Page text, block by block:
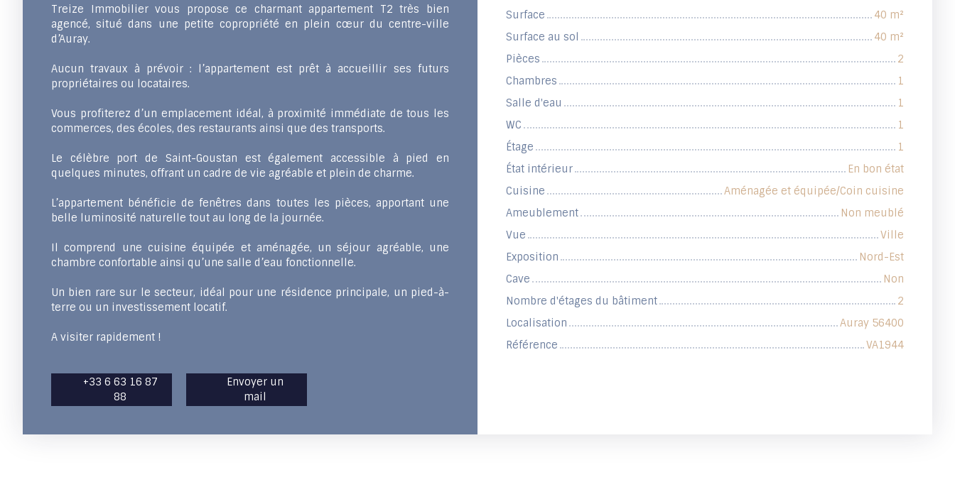
Treize Immobilier vous propose ce charmant appartement T2 très bien
agencé, situé dans une petite copropriété en plein cœur du centre-ville
d’Auray.
Aucun travaux à prévoir : l’appartement est prêt à accueillir ses futurs
propriétaires ou locataires.
Vous profiterez d’un emplacement idéal, à proximité immédiate de tous les
commerces, des écoles, des restaurants ainsi que des transports.
Le célèbre port de Saint-Goustan est également accessible à pied en
quelques minutes, offrant un cadre de vie agréable et plein de charme.
L’appartement bénéficie de fenêtres dans toutes les pièces, apportant une
belle luminosité naturelle tout au long de la journée.
Il comprend une cuisine équipée et aménagée, un séjour agréable, une
chambre confortable ainsi qu’une salle d’eau fonctionnelle.
Un bien rare sur le secteur, idéal pour une résidence principale, un pied-à-
terre ou un investissement locatif.
A visiter rapidement !
+33 6 63 16 87
88
Envoyer un
mail
Surface
40 m²
Surface au sol
40 m²
Pièces
2
Chambres
1
Salle d'eau
1
WC
1
Étage
1
État intérieur
En bon état
Cuisine
Aménagée et équipée/Coin cuisine
Ameublement
Non meublé
Vue
Ville
Exposition
Nord-Est
Cave
Non
Nombre d'étages du bâtiment
2
Localisation
Auray 56400
Référence
VA1944